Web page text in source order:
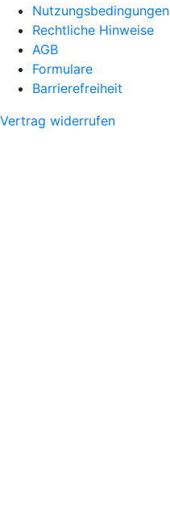
Nutzungsbedingungen
Rechtliche Hinweise
AGB
Formulare
Barrierefreiheit
Vertrag widerrufen